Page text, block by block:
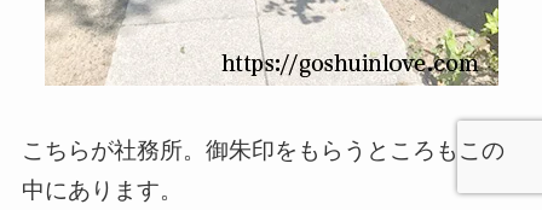
こちらが社務所。御朱印をもらうところもこの
中にあります。